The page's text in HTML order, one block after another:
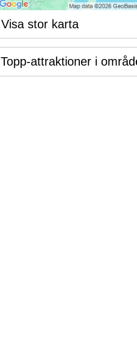
Visa stor karta
Topp-attraktioner i